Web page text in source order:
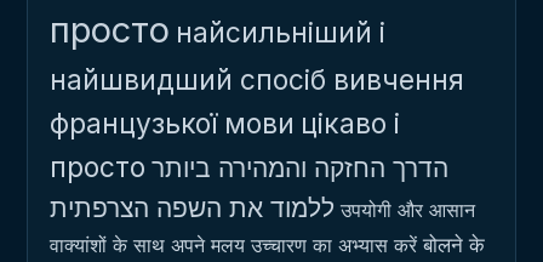
просто найсильніший і
найшвидший спосіб вивчення
французької мови цікаво і
просто הדרך החזקה והמהירה ביותר
ללמוד את השפה הצרפתית उपयोगी और आसान
वाक्यांशों के साथ अपने मलय उच्चारण का अभ्यास करें बोलने के